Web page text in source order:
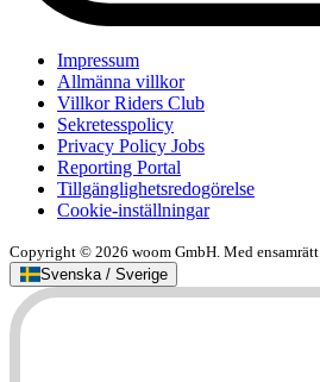
Impressum
Allmänna villkor
Villkor Riders Club
Sekretesspolicy
Privacy Policy Jobs
Reporting Portal
Tillgänglighetsredogörelse
Cookie-inställningar
Copyright © 2026 woom GmbH. Med ensamrätt.
Svenska / Sverige